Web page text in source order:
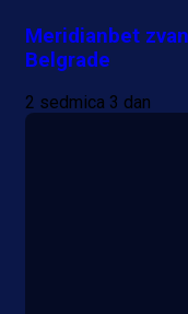
Meridianbet
Belgrade
2 sedmica 3 dan